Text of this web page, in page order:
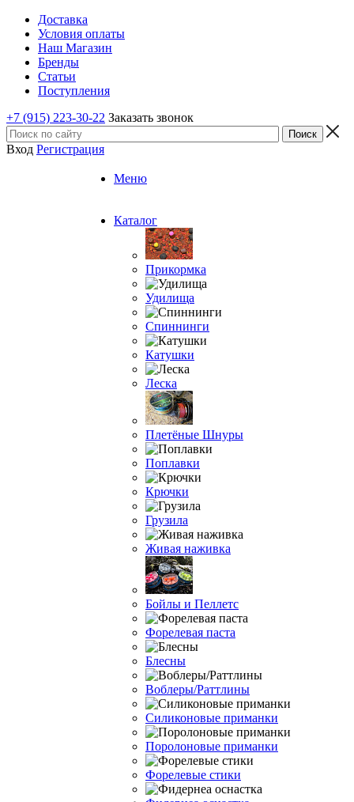
Доставка
Условия оплаты
Наш Магазин
Бренды
Статьи
Поступления
+7 (915) 223-30-22 Заказать звонок
Вход Регистрация
Меню
Каталог
Прикормка
Удилища
Спиннинги
Катушки
Леска
Плетёные Шнуры
Поплавки
Крючки
Грузила
Живая наживка
Бойлы и Пеллетс
Форелевая паста
Блесны
Воблеры/Раттлины
Силиконовые приманки
Поролоновые приманки
Форелевые стики